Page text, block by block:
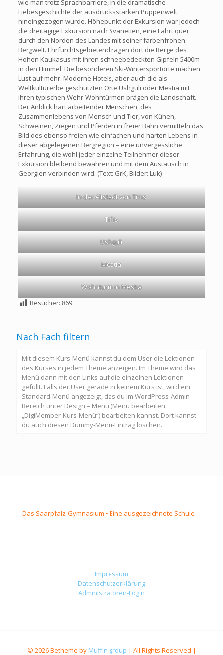
wie man trotz Sprachbarriere, in die dramatische
Liebesgeschichte der ausdrucksstarken Puppenwelt
hineingezogen wurde. Höhepunkt der Exkursion war jedoch
die dreitägige Exkursion nach Svanetien, eine Fahrt quer
durch den Norden des Landes mit seiner farbenfrohen
Bergwelt. Ehrfurchtsgebietend ragen dort die Berge des
Hohen Kaukasus mit ihren schneebedeckten Gipfeln 5400m
in den Himmel. Die besonderen Ski-Wintersportorte machen
Lust auf mehr. Moderne Hotels, aber auch die als
Weltkulturerbe geschützten Orte Ushguli oder Mestia mit
ihren typischen Wehr-Wohntürmen prägen die Landschaft.
Der Anblick hart arbeitender Menschen, des
Zusammenlebens von Mensch und Tier, von Kühen,
Schweinen, Ziegen und Pferden in freier Bahn vermitteln das
Bild des ebenso freien wie einfachen und harten Lebens in
dieser abgelegenen Bergregion – eine unvergessliche
Erfahrung, die wohl jeder einzelne Teilnehmer dieser
Exkursion bleibend bewahren und mit dem Austausch in
Georgien verbinden wird. (Text: GrK, Bilder: Luk)
In der Altstadt von Tiflis
Tiflis
Ushguli
Mestia
Wohnturm in Mestia
Besucher: 869
Nach Fach filtern
Mit diesem Kurs-Menü kannst du dem User die Lektionen
des Kurses in jedem Theme anzeigen. Im Theme wird das
Menü dann mit den Links auf die einzelnen Lektionen
gefüllt. Falls der User gerade in keinem Kurs ist, wird ein
Standard-Menü angezeigt, das du im WordPress-Admin-
Bereich unter Design – Menü (Menü bearbeiten:
„DigiMember-Kurs-Menü“) bearbeiten kannst. Dort kannst
du auch diesen Dummy-Menü-Eintrag löschen.
Das Saarpfalz-Gymnasium • Eine ausgezeichnete Schule
Impressum
Datenschutzerklärung
Administratoren-Login
© 2026 Betheme by Muffin group | All Rights Reserved |